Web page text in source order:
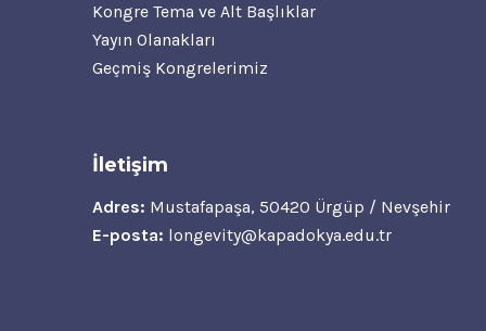
Kongre Tema ve Alt Başlıklar
Yayın Olanakları
Geçmiş Kongrelerimiz
İletişim
Adres: Mustafapaşa, 50420 Ürgüp / Nevşehir
E-posta: longevity@kapadokya.edu.tr